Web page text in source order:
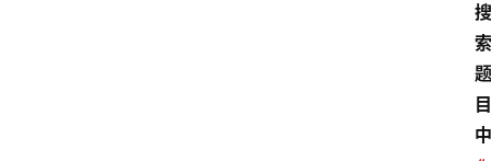
搜
索
题
目
中